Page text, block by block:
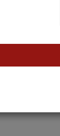
tu